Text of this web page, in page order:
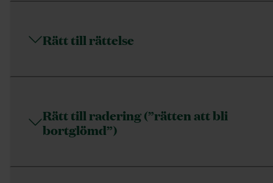
Rätt till rättelse
Rätt till radering (”rätten att bli
bortglömd”)